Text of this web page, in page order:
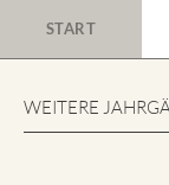
START
WEITERE